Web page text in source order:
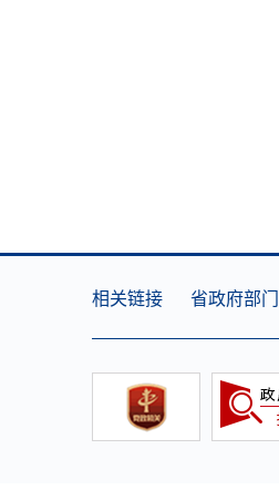
相关链接 省政府部门